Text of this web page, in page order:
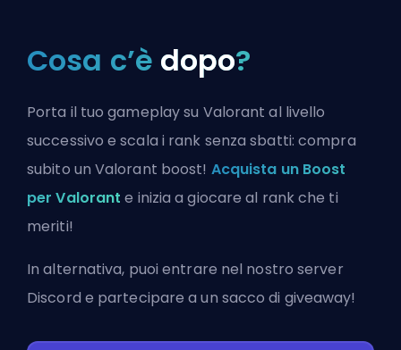
Cosa c’è dopo?
Porta il tuo gameplay su Valorant al livello
successivo e scala i rank senza sbatti: compra
subito un Valorant boost! Acquista un Boost
per Valorant e inizia a giocare al rank che ti
meriti!
In alternativa, puoientrare nel nostro server
Discord e partecipare a un sacco di giveaway!